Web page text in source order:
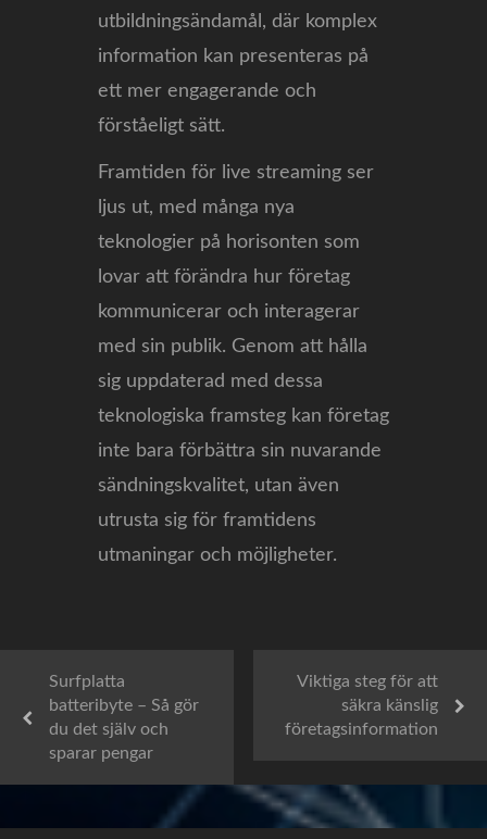
utbildningsändamål, där komplex
information kan presenteras på
ett mer engagerande och
förståeligt sätt.
Framtiden för live streaming ser
ljus ut, med många nya
teknologier på horisonten som
lovar att förändra hur företag
kommunicerar och interagerar
med sin publik. Genom att hålla
sig uppdaterad med dessa
teknologiska framsteg kan företag
inte bara förbättra sin nuvarande
sändningskvalitet, utan även
utrusta sig för framtidens
utmaningar och möjligheter.
Surfplatta
batteribyte – Så gör
du det själv och
sparar pengar
Viktiga steg för att
säkra känslig
företagsinformation